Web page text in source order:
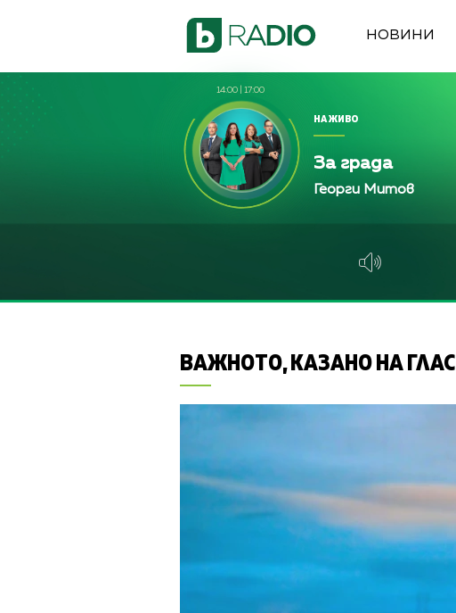
НОВИНИ
14:00 17:00
НА ЖИВО
За града
Георги Митов
ВАЖНОТО, КАЗАНО НА ГЛАС